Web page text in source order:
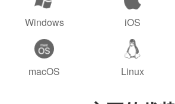
Windows iOS
macOS Linux